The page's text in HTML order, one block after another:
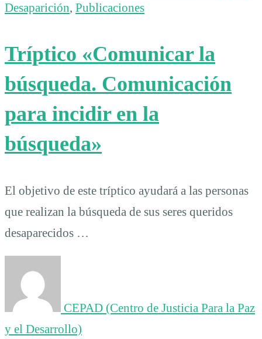
Desaparición, Publicaciones
Tríptico «Comunicar la
búsqueda. Comunicación
para incidir en la
búsqueda»
El objetivo de este tríptico ayudará a las personas
que realizan la búsqueda de sus seres queridos
desaparecidos …
CEPAD (Centro de Justicia Para la Paz
y el Desarrollo)